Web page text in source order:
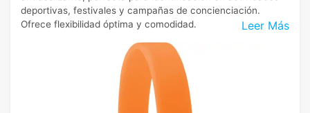
Leer Más
deportivas, festivales y campañas de concienciación.
Ofrece flexibilidad óptima y comodidad.